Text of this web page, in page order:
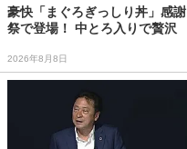
豪快「まぐろぎっしり丼」感謝
祭で登場！ 中とろ入りで贅沢
2026年8月8日